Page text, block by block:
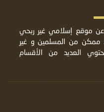
عن موقع إسلامي غير ربحي
ممكن من المسلمين و غير
العديد من الأقسام